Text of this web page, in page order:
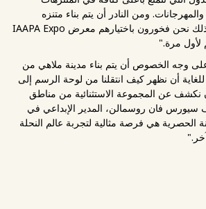
ومن النادر أن يتم بناء متنزه
ترفيهي جديد بالكامل. لذلك نحن فخورون باختيارهم معرض IAAPA Expo
وجه الخصوص أن يتم بناء مدينة ملاهي من
أن نظهر كيف انتقلنا من لوحة الرسم إلى
نكشف عن المجموعة الاستثنائية من مناطق
سيورس فان روسمالن، المدير الإبداعي في
الحصرية هي فرصة مثالية لتجربة عالم النحلة